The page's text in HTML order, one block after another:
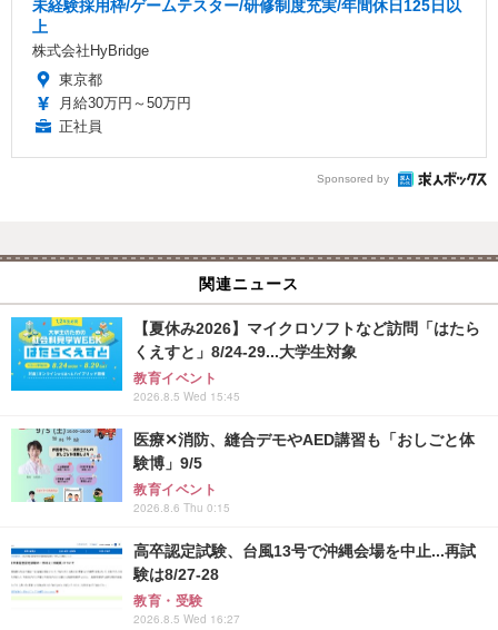
未経験採用枠/ゲームテスター/研修制度充実/年間休日125日以
上
株式会社HyBridge
東京都
月給30万円～50万円
正社員
Sponsored by
関連ニュース
【夏休み2026】マイクロソフトなど訪問「はたら
くえすと」8/24-29...大学生対象
教育イベント
2026.8.5 Wed 15:45
医療✕消防、縫合デモやAED講習も「おしごと体
験博」9/5
教育イベント
2026.8.6 Thu 0:15
高卒認定試験、台風13号で沖縄会場を中止...再試
験は8/27-28
教育・受験
2026.8.5 Wed 16:27